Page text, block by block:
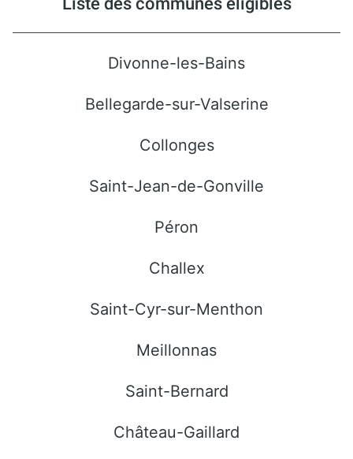
Divonne-les-Bains
Bellegarde-sur-Valserine
Collonges
Saint-Jean-de-Gonville
Péron
Challex
Saint-Cyr-sur-Menthon
Meillonnas
Saint-Bernard
Château-Gaillard